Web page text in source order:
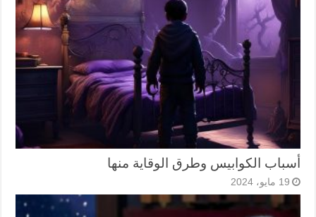
أسباب الكوابيس وطرق الوقاية منها
19 مايو، 2024